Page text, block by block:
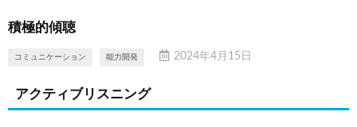
積極的傾聴
コミュニケーション 能力開発 2024年4月15日
アクティブリスニング